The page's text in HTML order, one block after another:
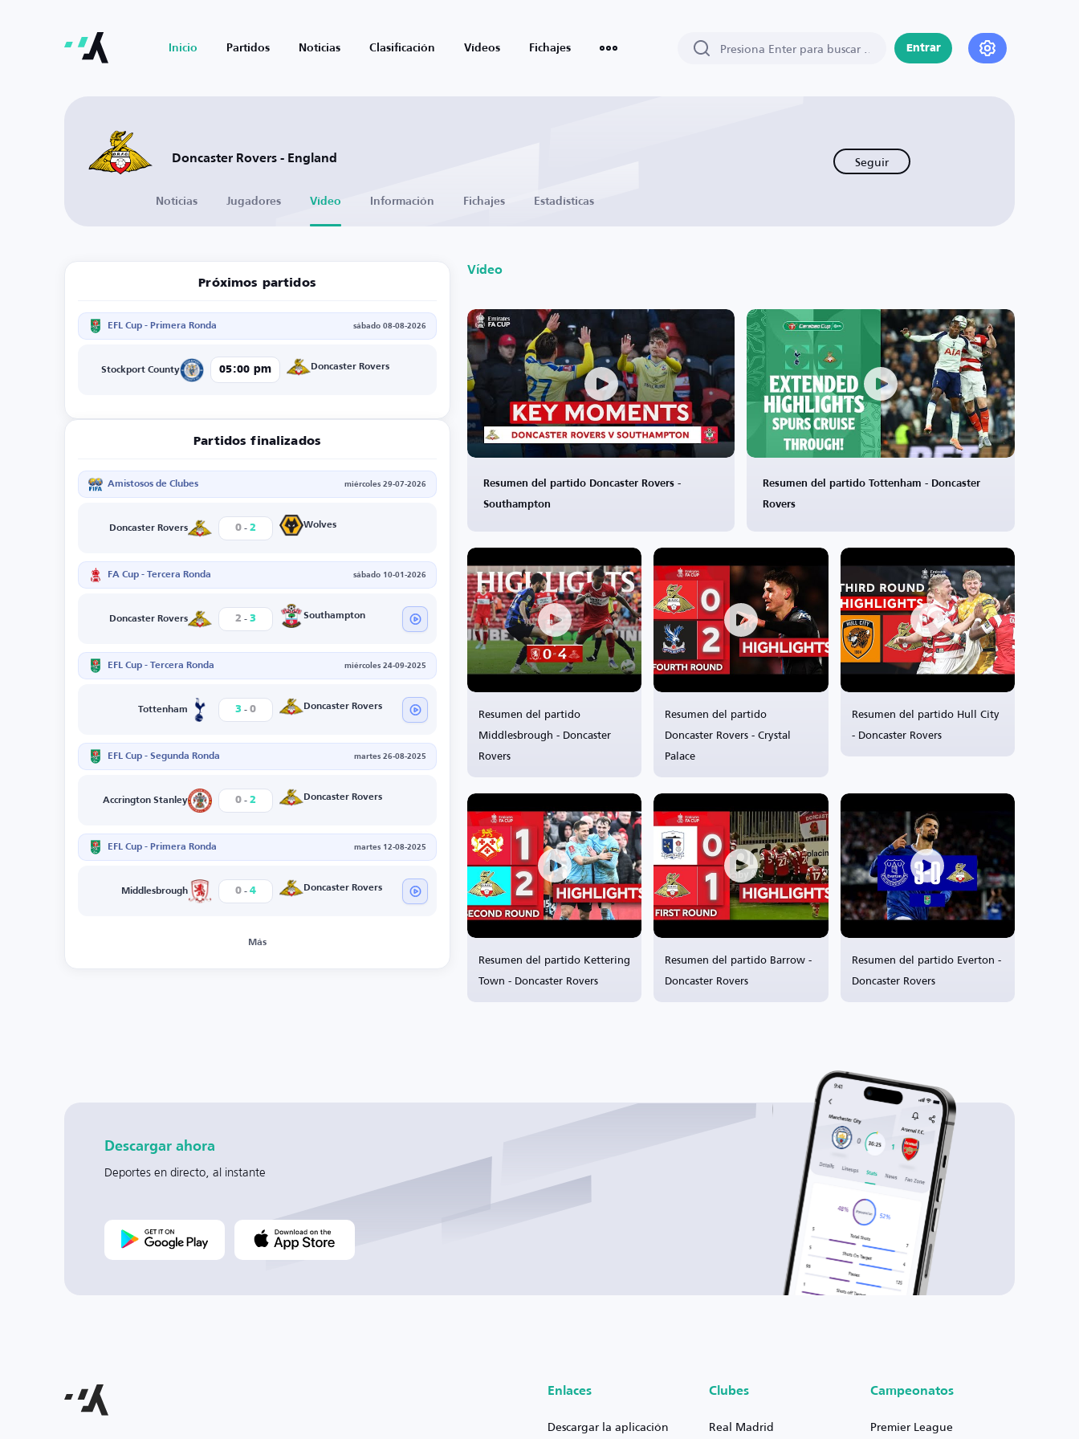
Inicio Partidos Noticias Clasificación Vídeos Fichajes Entrar
Doncaster Rovers - England Seguir
Noticias Jugadores Vídeo Información Fichajes Estadísticas
Próximos partidos
EFL Cup - Primera Ronda sábado 08-08-2026
Stockport County 05:00 pm Doncaster Rovers
Partidos finalizados
Amistosos de Clubes miércoles 29-07-2026
Doncaster Rovers 0 - 2 Wolves
FA Cup - Tercera Ronda sábado 10-01-2026
Doncaster Rovers 2 - 3 Southampton
EFL Cup - Tercera Ronda miércoles 24-09-2025
Tottenham 3 - 0 Doncaster Rovers
EFL Cup - Segunda Ronda martes 26-08-2025
Accrington Stanley 0 - 2 Doncaster Rovers
EFL Cup - Primera Ronda martes 12-08-2025
Middlesbrough 0 - 4 Doncaster Rovers
Más
Vídeo
Resumen del partido Doncaster Rovers -
Southampton
Resumen del partido Tottenham - Doncaster
Rovers
Resumen del partido
Middlesbrough - Doncaster
Rovers
Resumen del partido
Doncaster Rovers - Crystal
Palace
Resumen del partido Hull City
- Doncaster Rovers
Resumen del partido Kettering
Town - Doncaster Rovers
Resumen del partido Barrow -
Doncaster Rovers
Resumen del partido Everton -
Doncaster Rovers
Descargar ahora
Deportes en directo, al instante
Enlaces
Descargar la aplicación
Clubes
Real Madrid
Campeonatos
Premier League